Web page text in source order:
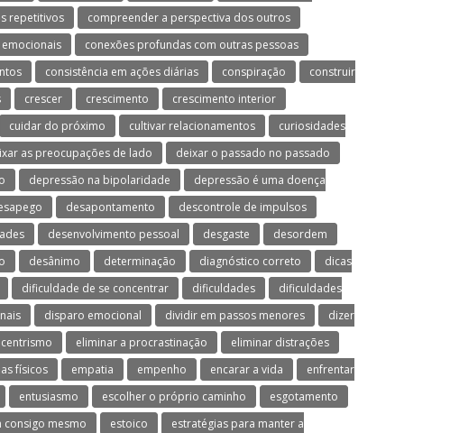
repetitivos
compreender a perspectiva dos outros
conexões profundas com outras pessoas
consistência em ações diárias conspiração
construir
crescer crescimento
crescimento interior
cuidar do próximo cultivar relacionamentos
curiosidades
as preocupações de lado
deixar o passado no passado
depressão na bipolaridade
depressão é uma doença
desapontamento
descontrole de impulsos
desenvolvimento pessoal desgaste
desordem
desânimo determinação diagnóstico correto
dicas
dificuldade de se concentrar dificuldades
dificuldades
disparo emocional dividir em passos menores
dizer
eliminar a procrastinação
eliminar distrações
físicos empatia empenho encarar a vida
enfrentar
entusiasmo escolher o próprio caminho
esgotamento
consigo mesmo estoico
estratégias para manter a